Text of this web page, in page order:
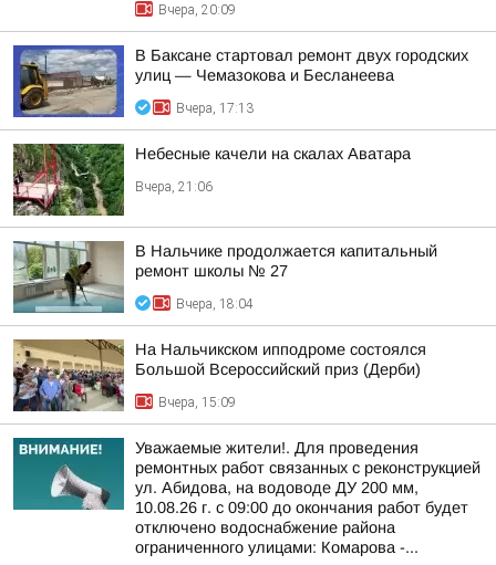
Вчера, 20:09
В Баксане стартовал ремонт двух городских
улиц — Чемазокова и Бесланеева
Вчера, 17:13
Небесные качели на скалах Аватара
Вчера, 21:06
В Нальчике продолжается капитальный
ремонт школы № 27
Вчера, 18:04
На Нальчикском ипподроме состоялся
Большой Всероссийский приз (Дерби)
Вчера, 15:09
Уважаемые жители!. Для проведения
ремонтных работ связанных с реконструкцией
ул. Абидова, на водоводе ДУ 200 мм,
10.08.26 г. с 09:00 до окончания работ будет
отключено водоснабжение района
ограниченного улицами: Комарова -...